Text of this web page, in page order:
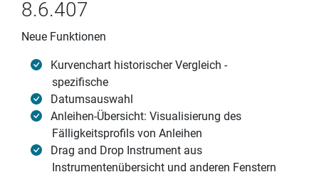
8.6.407
Neue Funktionen
Kurvenchart historischer Vergleich -
spezifische
Datumsauswahl
Anleihen-Übersicht: Visualisierung des
Fälligkeitsprofils von Anleihen
Drag and Drop Instrument aus
Instrumentenübersicht und anderen Fenstern